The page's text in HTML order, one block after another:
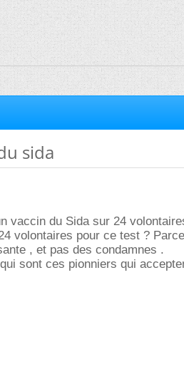
sida
vaccin du Sida sur 24
volontaires pour ce test ?
, et pas des condamnes .
sont ces pionniers qui